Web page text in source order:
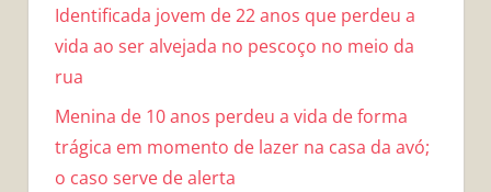
Identificada jovem de 22 anos que perdeu a
vida ao ser alvejada no pescoço no meio da
rua
Menina de 10 anos perdeu a vida de forma
trágica em momento de lazer na casa da avó;
o caso serve de alerta